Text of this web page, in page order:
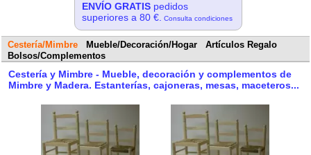
ENVÍO GRATIS pedidos
superiores a 80 €.
Consulta condiciones
Cestería/Mimbre Mueble/Decoración/Hogar
Artículos Regalo
Bolsos/Complementos
Cestería y Mimbre - Mueble, decoración y complementos de
Mimbre y Madera. Estanterías, cajoneras, mesas, maceteros...